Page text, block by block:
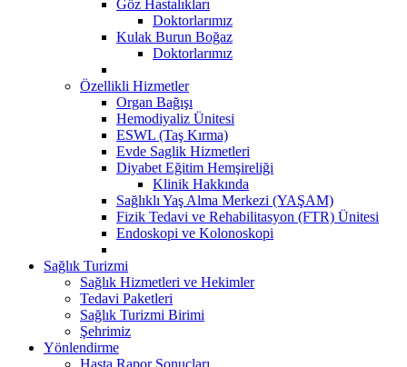
Göz Hastalıkları
Doktorlarımız
Kulak Burun Boğaz
Doktorlarımız
Özellikli Hizmetler
Organ Bağışı
Hemodiyaliz Ünitesi
ESWL (Taş Kırma)
Evde Saglik Hizmetleri
Diyabet Eğitim Hemşireliği
Klinik Hakkında
Sağlıklı Yaş Alma Merkezi (YAŞAM)
Fizik Tedavi ve Rehabilitasyon (FTR) Ünitesi
Endoskopi ve Kolonoskopi
Sağlık Turizmi
Sağlık Hizmetleri ve Hekimler
Tedavi Paketleri
Sağlık Turizmi Birimi
Şehrimiz
Yönlendirme
Hasta Rapor Sonuçları